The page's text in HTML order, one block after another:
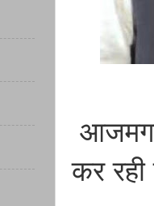
कर रही